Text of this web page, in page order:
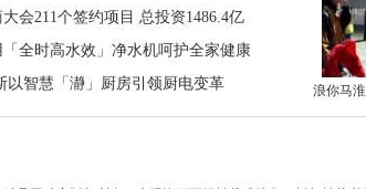
浪你马
会211个签约项目 总投资1486.4亿
全时高水效」净水机呵护全家健康
以智慧「瀞」厨房引领厨电变革